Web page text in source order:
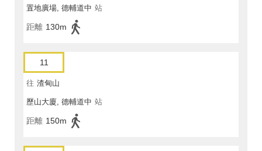
置地廣場, 德輔道中 站
距離 130m
11
往 渣甸山
歷山大廈, 德輔道中 站
距離 150m